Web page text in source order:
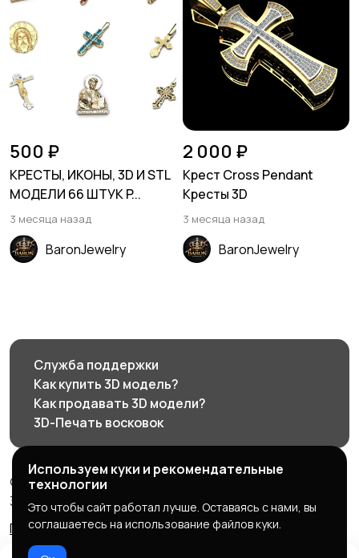
500 ₽
КРЕСТЫ, ИКОНЫ, 3D И STL
МОДЕЛИ 66 ШТУК P...
3 месяца назад
BaronJewelry
2 000 ₽
Крест Cross Pendant
Кресты 3D
3 месяца назад
BaronJewelry
Служба поддержки
Как купить 3D модель?
Как продавать 3D модели?
3D-Печать восковок
© 2026 3d585.ru - Маркетплейс ювелирного дизайна
3d585.ru
Правила сервиса
Политика конфиденциальности
Используем куки и рекомендательные
технологии
Это чтобы сайт работал лучше. Оставаясь с нами, вы
соглашаетесь на использование файлов куки.